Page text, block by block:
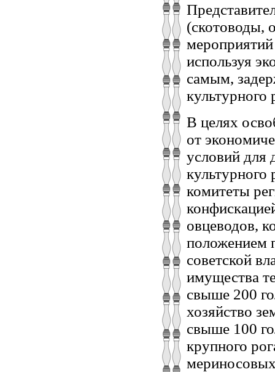
(скотоводы,
мероприятий
используя
самым,
культурного
В целях
от
условий для
культурного
комитеты
овцеводов,
положением
советской
имущества
свыше 200
хозяйство
свыше 100
крупного